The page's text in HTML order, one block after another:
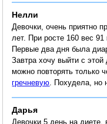
Нелли
Девочки, очень приятно
лет. При росте 160 вес
Первые два дня была
Завтра хочу выйти с
можно повторять только
гречневую . Похудела, но
Дарья
Девочки 5 день на диете,